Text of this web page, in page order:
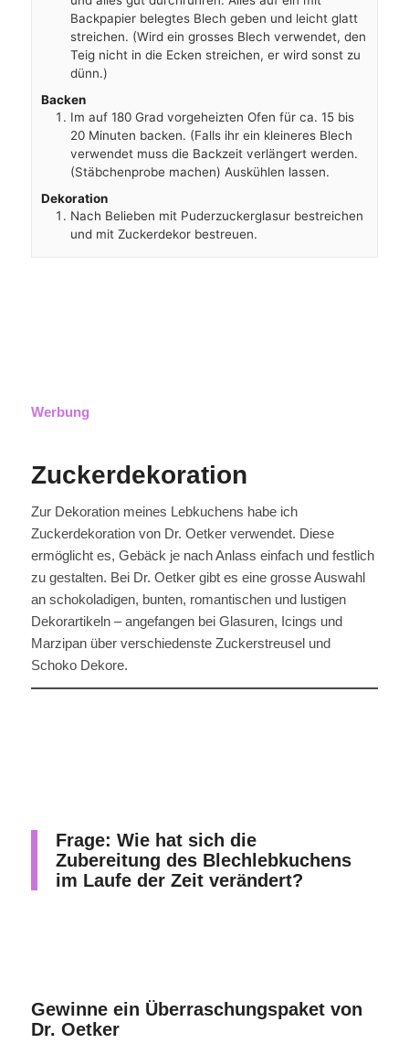
Backpapier belegtes Blech geben und leicht glatt
streichen. (Wird ein grosses Blech verwendet, den
Teig nicht in die Ecken streichen, er wird sonst zu
dünn.)
Backen
Im auf 180 Grad vorgeheizten Ofen für ca. 15 bis
20 Minuten backen. (Falls ihr ein kleineres Blech
verwendet muss die Backzeit verlängert werden.
(Stäbchenprobe machen) Auskühlen lassen.
Dekoration
Nach Belieben mit Puderzuckerglasur bestreichen
und mit Zuckerdekor bestreuen.
Werbung
Zuckerdekoration
Zur Dekoration meines Lebkuchens habe ich
Zuckerdekoration von Dr. Oetker verwendet. Diese
ermöglicht es, Gebäck je nach Anlass einfach und festlich
zu gestalten. Bei Dr. Oetker gibt es eine grosse Auswahl
an schokoladigen, bunten, romantischen und lustigen
Dekorartikeln – angefangen bei Glasuren, Icings und
Marzipan über verschiedenste Zuckerstreusel und
Schoko Dekore.
Frage: Wie hat sich die
Zubereitung des Blechlebkuchens
im Laufe der Zeit verändert?
Gewinne ein Überraschungspaket von
Dr. Oetker